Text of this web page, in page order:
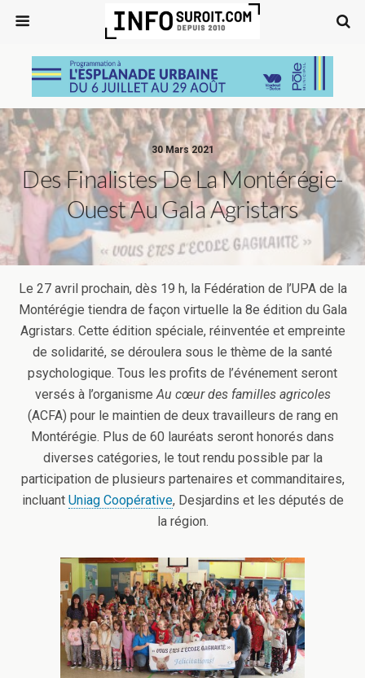
30 Mars 2021
Des Finalistes De La Montérégie-
Ouest Au Gala Agristars
Le 27 avril prochain, dès 19 h, la Fédération de l’UPA de la
Montérégie tiendra de façon virtuelle la 8e édition du Gala
Agristars. Cette édition spéciale, réinventée et empreinte
de solidarité, se déroulera sous le thème de la santé
psychologique. Tous les profits de l’événement seront
versés à l’organismeAu cœur des familles agricoles
(ACFA) pour le maintien de deux travailleurs de rang en
Montérégie. Plus de 60 lauréats seront honorés dans
diverses catégories, le tout rendu possible par la
participation de plusieurs partenaires et commanditaires,
incluant Uniag Coopérative, Desjardins et les députés de
la région.